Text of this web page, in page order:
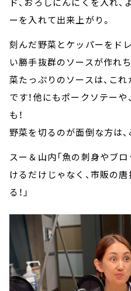
ーを入れて出来上がり。
刻んだ野菜とケッパーをド
い勝手抜群のソースが作れ
菜たっぷりのソースは、こ
です！他にもポークソテーや
も！
野菜を切るのが面倒な方は
スー＆山内「魚の刺身やブ
けるだけじゃなく、市販の
る！」